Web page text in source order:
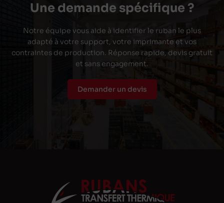
Une demande spécifique ?
Notre équipe vous aide à identifier le ruban le plus
adapté à votre support, votre imprimante et vos
contraintes de production. Réponse rapide, devis gratuit
et sans engagement.
Demander un devis